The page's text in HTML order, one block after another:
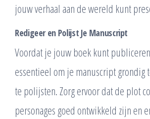
jouw verhaal aan de wereld kunt
Redigeer en Polijst Je Manuscript
Voordat je jouw boek kunt
essentieel om je manuscript grondig
te polijsten. Zorg ervoor dat de plot
personages goed ontwikkeld zijn en